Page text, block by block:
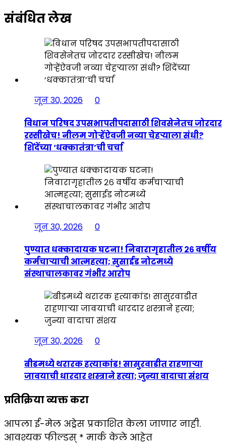
संबंधित लेख
जून 30, 2026
0
विधान परिषद उपसभापतीपदासाठी शिवसेनेतच जोरदार
रस्सीखेच! नीलम गोऱ्हेंऐवजी नव्या चेहऱ्याला संधी?
शिंदेंच्या ‘धक्कातंत्रा’ची चर्चा
जून 30, 2026
0
पुण्यात धक्कादायक घटना! निवारागृहातील २६ वर्षीय
कर्मचाऱ्याची आत्महत्या; सुसाईड नोटमध्ये
संस्थाचालकावर गंभीर आरोप
जून 30, 2026
0
बीडमध्ये थरारक हत्याकांड! सासुरवाडीत राहणाऱ्या
जावयाची धारदार शस्त्राने हत्या; जुन्या वादाचा संशय
प्रतिक्रिया व्यक्त करा
आपला ई-मेल अड्रेस प्रकाशित केला जाणार नाही.
आवश्यक फील्डस् * मार्क केले आहेत